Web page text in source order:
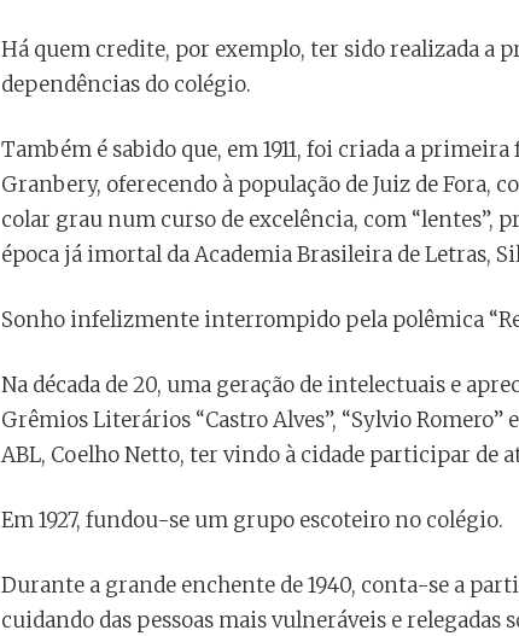
Há quem credite, por exemplo, ter sido realizada a
dependências do colégio.
Também é sabido que, em 1911, foi criada a
Granbery, oferecendo à população de Juiz de Fora,
colar grau num curso de excelência, com “lentes”,
época já imortal da Academia Brasileira de Letras,
Sonho infelizmente interrompido pela polêmica
Na década de 20, uma geração de intelectuais e
Grêmios Literários “Castro Alves”, “Sylvio
ABL, Coelho Netto, ter vindo à cidade participar de
Em 1927, fundou-se um grupo escoteiro no colégio.
Durante a grande enchente de 1940, conta-se a
cuidando das pessoas mais vulneráveis e relegadas